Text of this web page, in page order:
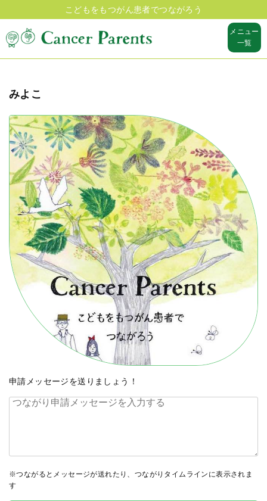
こどもをもつがん患者でつながろう
メニュー
一覧
みよこ
申請メッセージを送りましょう！
※つながるとメッセージが送れたり、つながりタイムラインに表示されま
す